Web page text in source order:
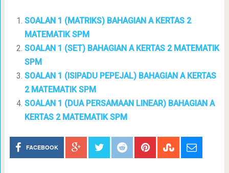
SOALAN 1 (MATRIKS) BAHAGIAN A KERTAS 2
MATEMATIK SPM
SOALAN 1 (SET) BAHAGIAN A KERTAS 2 MATEMATIK
SPM
SOALAN 1 (ISIPADU PEPEJAL) BAHAGIAN A KERTAS
2 MATEMATIK SPM
SOALAN 1 (DUA PERSAMAAN LINEAR) BAHAGIAN A
KERTAS 2 MATEMATIK SPM
FACEBOOK